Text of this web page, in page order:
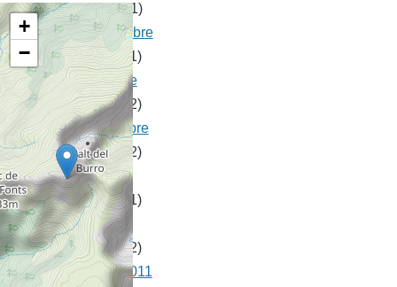
+
−
2012(1)
novembre
2011
(1)
octubre
2011 (2)
setembre
2011 (2)
agost
2011(1)
maig
2011(2)
abril 2011